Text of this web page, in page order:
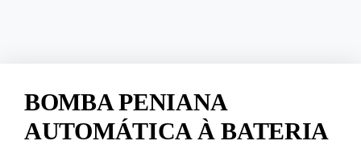
BOMBA PENIANA
AUTOMÁTICA À BATERIA